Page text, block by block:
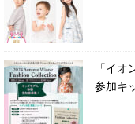
「イ
参加キ